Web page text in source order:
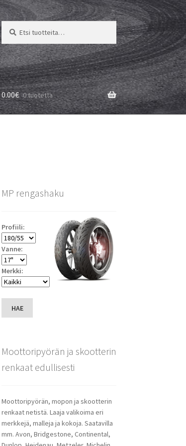
Etsi:
Haku
0.00€ 0 tuotetta
MP rengashaku
Profiili:
Vanne:
Merkki:
HAE
Moottoripyörän ja skootterin
renkaat edullisesti
Moottoripyörän, mopon ja skootterin
renkaat netistä. Laaja valikoima eri
merkkejä, malleja ja kokoja. Saatavilla
mm. Avon, Bridgestone, Continental,